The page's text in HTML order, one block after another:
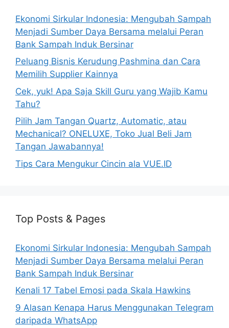
Ekonomi Sirkular Indonesia: Mengubah Sampah
Menjadi Sumber Daya Bersama melalui Peran
Bank Sampah Induk Bersinar
Peluang Bisnis Kerudung Pashmina dan Cara
Memilih Supplier Kainnya
Cek, yuk! Apa Saja Skill Guru yang Wajib Kamu
Tahu?
Pilih Jam Tangan Quartz, Automatic, atau
Mechanical? ONELUXE, Toko Jual Beli Jam
Tangan Jawabannya!
Tips Cara Mengukur Cincin ala VUE.ID
Top Posts & Pages
Ekonomi Sirkular Indonesia: Mengubah Sampah
Menjadi Sumber Daya Bersama melalui Peran
Bank Sampah Induk Bersinar
Kenali 17 Tabel Emosi pada Skala Hawkins
9 Alasan Kenapa Harus Menggunakan Telegram
daripada WhatsApp